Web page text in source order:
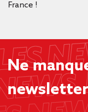
France !
Ne